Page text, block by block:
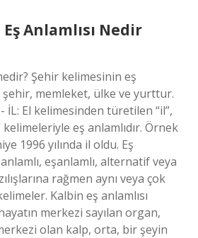
Anlamlısı Nedir
Şehir kelimesinin eş
şehir, memleket, ülke ve yurttur.
İL: El kelimesinden türetilen “il”,
kelimeleriyle eş anlamlıdır. Örnek
1996 yılında il oldu. Eş
eşanlamlı, alternatif veya
rağmen aynı veya çok
Kalbin eş anlamlısı
merkezi sayılan organ,
olan kalp, orta, bir şeyin